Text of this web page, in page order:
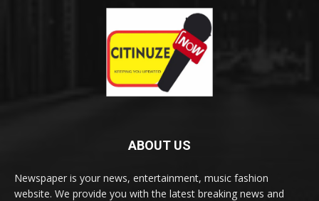
ABOUT US
Newspaper is your news, entertainment, music fashion
website. We provide you with the latest breaking news and